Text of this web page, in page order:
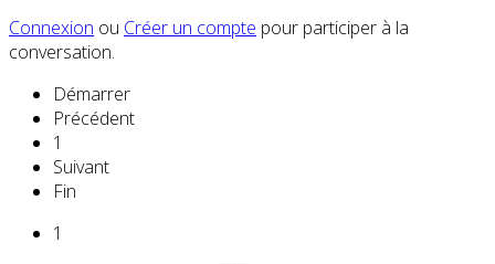
Connexion ou Créer un compte pour participer à la
conversation.
Démarrer
Précédent
1
Suivant
Fin
1